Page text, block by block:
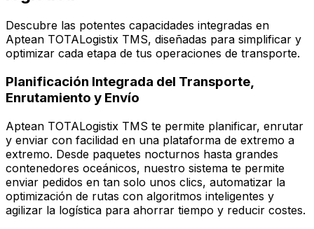
Descubre las potentes capacidades integradas en
Aptean TOTALogistix TMS, diseñadas para simplificar y
optimizar cada etapa de tus operaciones de transporte.
Planificación Integrada del Transporte,
Enrutamiento y Envío
Aptean TOTALogistix TMS te permite planificar, enrutar
y enviar con facilidad en una plataforma de extremo a
extremo. Desde paquetes nocturnos hasta grandes
contenedores oceánicos, nuestro sistema te permite
enviar pedidos en tan solo unos clics, automatizar la
optimización de rutas con algoritmos inteligentes y
agilizar la logística para ahorrar tiempo y reducir costes.